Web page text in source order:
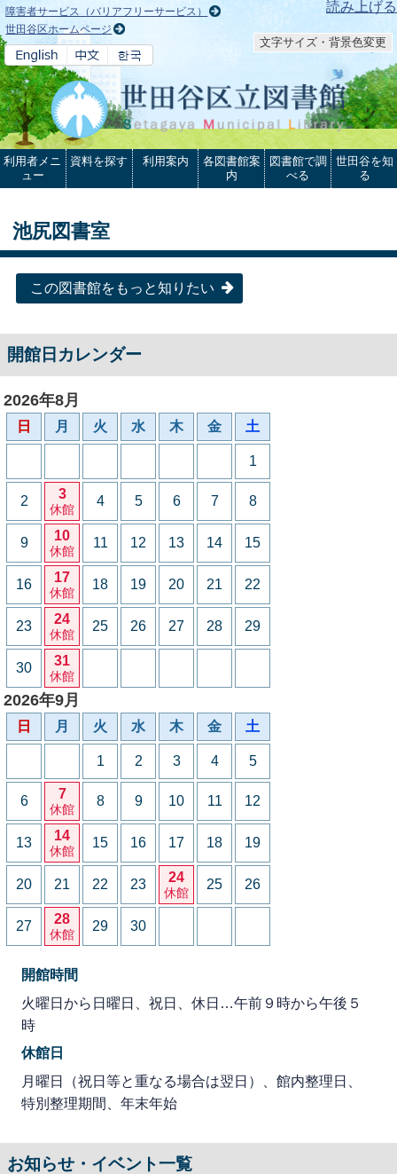
本文へ 読み上げる
障害者サービス（バリアフリーサービス）
世田谷区ホームページ
文字サイズ・背景色変更
利用者メニ
ュー
資料を探す 利用案内
各図書館案
内
図書館で調
べる
世田谷を知
る
池尻図書室
この図書館をもっと知りたい
開館日カレンダー
2026年8月
日 月 火 水 木 金 土
1
2 3
休館
4 5 6 7 8
9 10
休館
11 12 13 14 15
16 17
休館
18 19 20 21 22
23 24
休館
25 26 27 28 29
30 31
休館
2026年9月
日 月 火 水 木 金 土
1 2 3 4 5
6 7
休館
8 9 10 11 12
13 14
休館
15 16 17 18 19
20 21 22 23 24
休館
25 26
27 28
休館
29 30
開館時間
火曜日から日曜日、祝日、休日…午前９時から午後５
時
休館日
月曜日（祝日等と重なる場合は翌日）、館内整理日、
特別整理期間、年末年始
お知らせ・イベント一覧